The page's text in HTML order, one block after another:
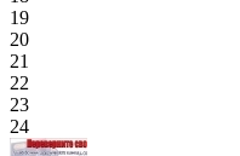
19
20
21
22
23
24